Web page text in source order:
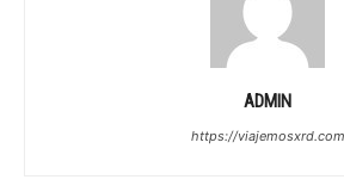
ADMIN
https://viajemosxrd.com